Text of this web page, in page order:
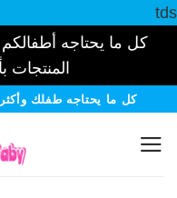
tds
كل ما يحتاجه
المنتجات
تخطيكل ما يحتاجه طفلك